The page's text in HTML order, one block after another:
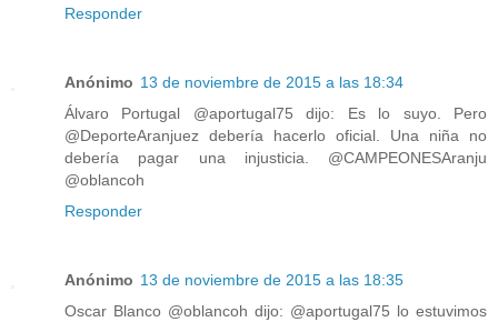
Responder
Anónimo 13 de noviembre de 2015 a las 18:34
Álvaro Portugal @aportugal75 dijo: Es lo suyo. Pero
@DeporteAranjuez debería hacerlo oficial. Una niña no
debería pagar una injusticia. @CAMPEONESAranju
@oblancoh
Responder
Anónimo 13 de noviembre de 2015 a las 18:35
Oscar Blanco ‏@oblancoh dijo: @aportugal75 lo estuvimos